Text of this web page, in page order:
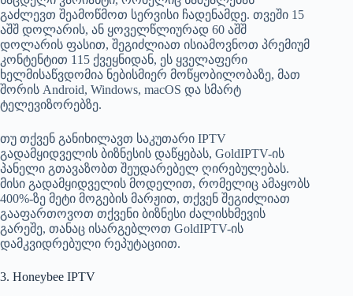
გაძლევთ შეამოწმოთ სერვისი ჩადენამდე. თვეში 15
აშშ დოლარის, ან ყოველწლიურად 60 აშშ
დოლარის ფასით, შეგიძლიათ ისიამოვნოთ პრემიუმ
კონტენტით 115 ქვეყნიდან, ეს ყველაფერი
ხელმისაწვდომია ნებისმიერ მოწყობილობაზე, მათ
შორის Android, Windows, macOS და სმარტ
ტელევიზორებზე.
თუ თქვენ განიხილავთ საკუთარი IPTV
გადამყიდველის ბიზნესის დაწყებას, GoldIPTV-ის
პანელი გთავაზობთ შეუდარებელ ღირებულებას.
მისი გადამყიდველის მოდელით, რომელიც ამაყობს
400%-ზე მეტი მოგების მარჟით, თქვენ შეგიძლიათ
გააფართოვოთ თქვენი ბიზნესი ძალისხმევის
გარეშე, თანაც ისარგებლოთ GoldIPTV-ის
დამკვიდრებული რეპუტაციით.
3. Honeybee IPTV